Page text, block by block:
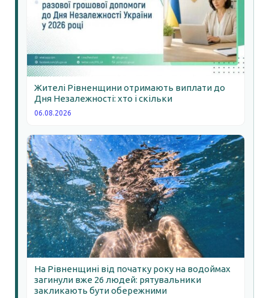
Жителі Рівненщини отримають виплати до
Дня Незалежності: хто і скільки
06.08.2026
На Рівненщині від початку року на водоймах
загинули вже 26 людей: рятувальники
закликають бути обережними